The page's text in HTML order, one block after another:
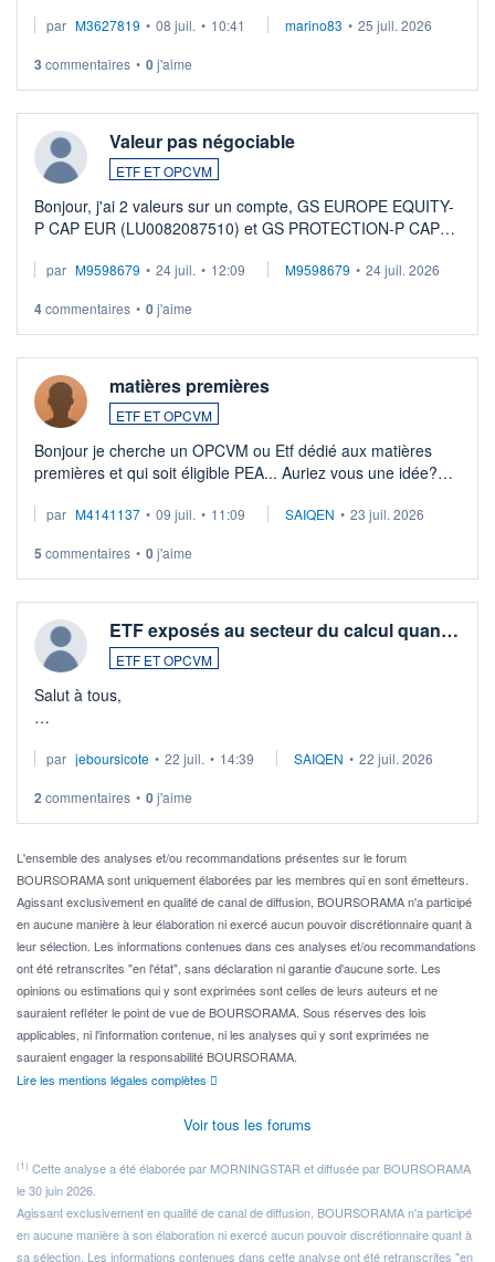
par M3627819 • 08 juil. • 10:41 marino83 • 25 juil. 2026
3 commentaires • 0j'aime
Valeur pas négociable
ETF ET OPCVM
Bonjour, j'ai 2 valeurs sur un compte, GS EUROPE EQUITY-
P CAP EUR (LU0082087510) et GS PROTECTION-P CAP
veux procéder à la vente, on me signale ...
par M9598679 • 24 juil. • 12:09 M9598679 • 24 juil. 2026
4commentaires • 0j'aime
matières premières
ETF ET OPCVM
Bonjour je cherche un OPCVM ou Etf dédié aux matières
premières et qui soit éligible PEA... Auriez vous une idée?
par M4141137 • 09 juil. • 11:09 SAIQEN • 23 juil. 2026
5 commentaires • 0j'aime
ETF exposés au secteur du calcul quan…
ETF ET OPCVM
Salut à tous,
via un ETF plutôt que des actions individuelles.
Idéalement, je voudrais qu'il soit éligible au PEA.
Pour l' ...
par jeboursicote • 22 juil. • 14:39 SAIQEN • 22 juil. 2026
2 commentaires • 0j'aime
L'ensemble des analyses et/ou recommandations présentes sur le forum
BOURSORAMA sont uniquement élaborées par les membres qui en sont émetteurs.
Agissant exclusivement en qualité de canal de diffusion, BOURSORAMA n'a participé
en aucune manière à leur élaboration ni exercé aucun pouvoir discrétionnaire quant à
leur sélection. Les informations contenues dans ces analyses et/ou recommandations
ont été retranscrites "en l'état", sans déclaration ni garantie d'aucune sorte. Les
opinions ou estimations qui y sont exprimées sont celles de leurs auteurs et ne
sauraient refléter le point de vue de BOURSORAMA. Sous réserves des lois
applicables, ni l'information contenue, ni les analyses qui y sont exprimées ne
sauraient engager la responsabilité BOURSORAMA.
Lire les mentions légales complètes
Voir tous les forums
(1) Cette analyse a été élaborée par MORNINGSTAR et diffusée par BOURSORAMA
le 30 juin 2026.
Agissant exclusivement en qualité de canal de diffusion, BOURSORAMA n'a participé
en aucune manière à son élaboration ni exercé aucun pouvoir discrétionnaire quant à
sa sélection. Les informations contenues dans cette analyse ont été retranscrites "en